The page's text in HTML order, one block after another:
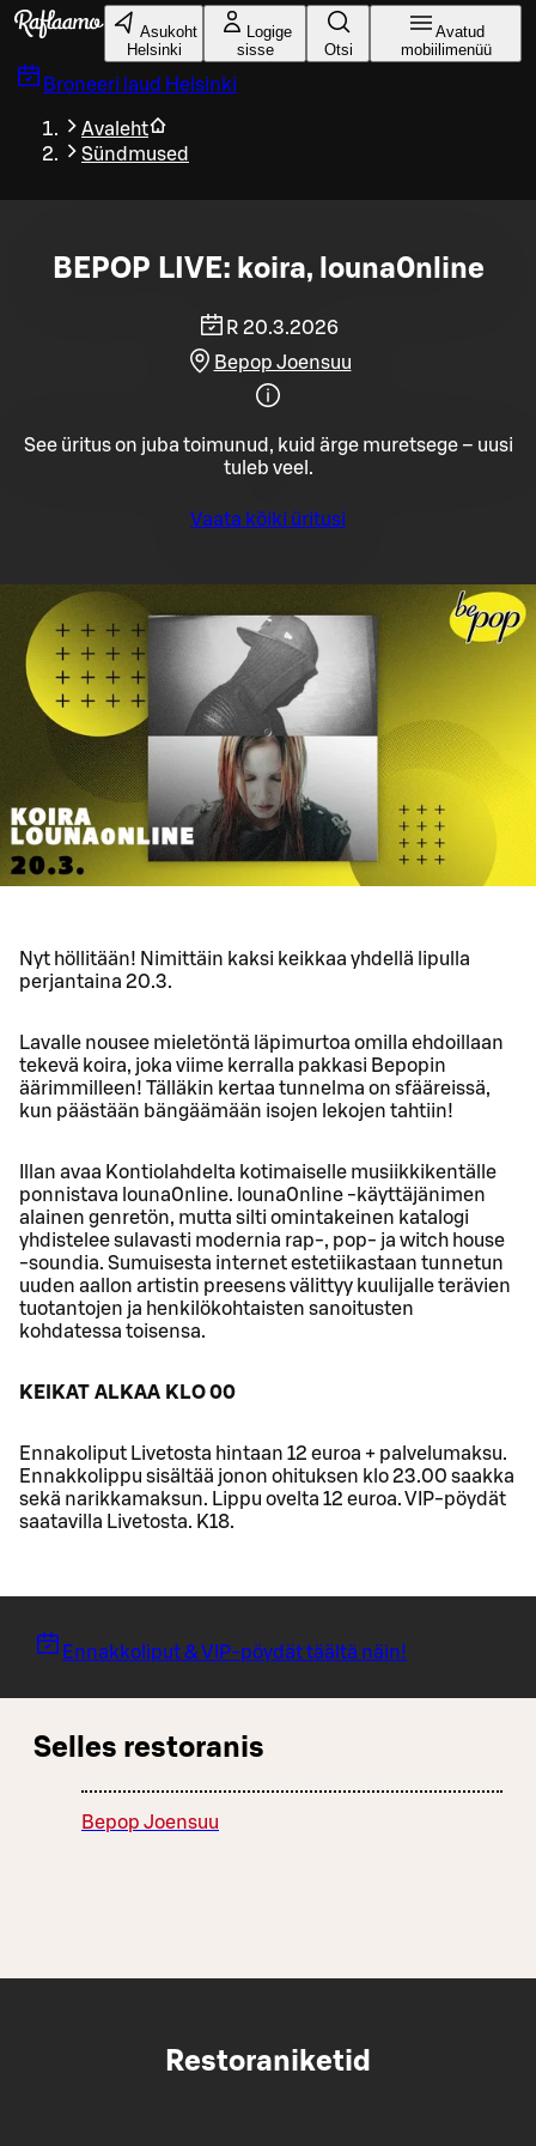
Liigu peamise sisu juurde
Asukoht
Helsinki
Logige
sisse
Otsi
Avatud
mobiilimenüü
Broneeri laud Helsinki
Avaleht
Sündmused
BEPOP LIVE: koira, louna0nline
R 20.3.2026
Bepop Joensuu
See üritus on juba toimunud, kuid ärge muretsege – uusi
tuleb veel.
Vaata kõiki üritusi
Nyt höllitään! Nimittäin kaksi keikkaa yhdellä lipulla
perjantaina 20.3.
Lavalle nousee mieletöntä läpimurtoa omilla ehdoillaan
tekevä koira, joka viime kerralla pakkasi Bepopin
äärimmilleen! Tälläkin kertaa tunnelma on sfääreissä,
kun päästään bängäämään isojen lekojen tahtiin!
Illan avaa Kontiolahdelta kotimaiselle musiikkikentälle
ponnistava louna0nline. louna0nline -käyttäjänimen
alainen genretön, mutta silti omintakeinen katalogi
yhdistelee sulavasti modernia rap-, pop- ja witch house
-soundia. Sumuisesta internet estetiikastaan tunnetun
uuden aallon artistin preesens välittyy kuulijalle terävien
tuotantojen ja henkilökohtaisten sanoitusten
kohdatessa toisensa.
KEIKAT ALKAA KLO 00
Ennakoliput Livetosta hintaan 12 euroa + palvelumaksu.
Ennakkolippu sisältää jonon ohituksen klo 23.00 saakka
sekä narikkamaksun. Lippu ovelta 12 euroa. VIP-pöydät
saatavilla Livetosta. K18.
Ennakkoliput & VIP-pöydät täältä näin!
Selles restoranis
Bepop Joensuu
Restoraniketid